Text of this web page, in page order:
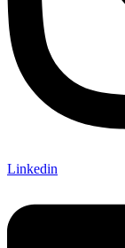
Linkedin